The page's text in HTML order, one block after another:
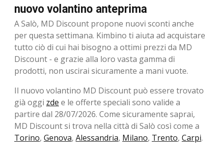
nuovo volantino anteprima
A Salò, MD Discount propone nuovi sconti anche
per questa settimana. Kimbino ti aiuta ad acquistare
tutto ciò di cui hai bisogno a ottimi prezzi da MD
Discount - e grazie alla loro vasta gamma di
prodotti, non uscirai sicuramente a mani vuote.
Il nuovo volantino MD Discount può essere trovato
già oggi zde e le offerte speciali sono valide a
partire dal 28/07/2026. Come sicuramente saprai,
MD Discount si trova nella città di Salò così come a
Torino, Genova, Alessandria, Milano, Trento, Carpi.